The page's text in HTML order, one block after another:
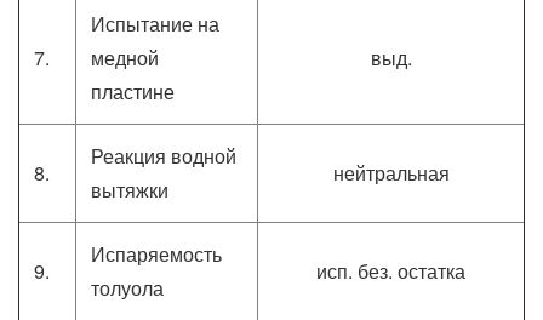
7.
Испытание на
медной
пластине
выд.
8.
Реакция водной
вытяжки
нейтральная
9.
Испаряемость
толуола
исп. без. остатка